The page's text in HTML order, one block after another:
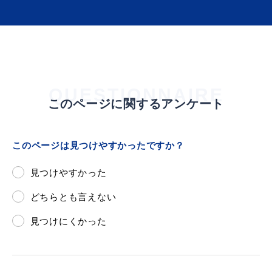
QUESTIONNAIRE
このページに関するアンケート
このページは見つけやすかったですか？
見つけやすかった
どちらとも言えない
見つけにくかった